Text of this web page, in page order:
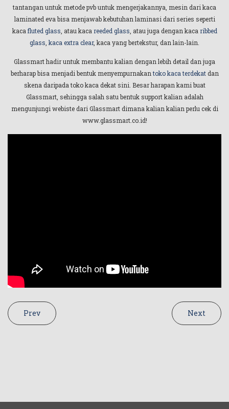
tantangan untuk metode pvb untuk mengerjakannya, mesin dari kaca
laminated eva bisa menjawab kebutuhan laminasi dari series seperti
kaca fluted glass , atau kaca reeded glass , atau juga dengan kaca ribbed
glass kaca extra clear, kaca yang bertekstur, dan lain-lain.
Glassmart hadir untuk membantu kalian dengan lebih detail dan juga
berharap bisa menjadi bentuk menyempurnakantoko kaca terdekatdan
skena daripada toko kaca dekat sini. Besar harapan kami buat
Glassmart, sehingga salah satu bentuk support kalian adalah
mengunjungi webiste dari Glassmart dimana kalian kalian perlu cek di
www.glassmart.co.id!
Prev Next